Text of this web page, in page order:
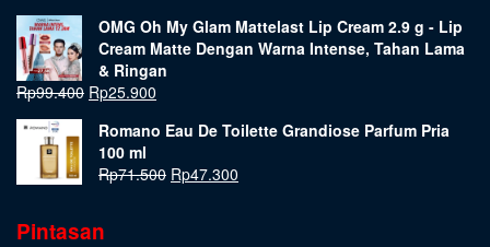
OMG Oh My Glam Mattelast Lip Cream 2.9 g - Lip
Cream Matte Dengan Warna Intense, Tahan Lama
& Ringan
Rp99.400 Rp25.900
Romano Eau De Toilette Grandiose Parfum Pria
100 ml
Rp71.500 Rp47.300
Pintasan